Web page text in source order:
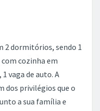
2 dormitórios, sendo 1
cozinha em
vaga de auto. A
dos privilégios que o
a sua família e